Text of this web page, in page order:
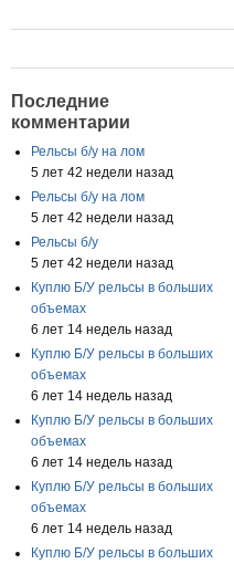
Последние
комментарии
Рельсы б/у на лом
5 лет 42 недели назад
Рельсы б/у на лом
5 лет 42 недели назад
Рельсы б/у
5 лет 42 недели назад
Куплю Б/У рельсы в больших
объемах
6 лет 14 недель назад
Куплю Б/У рельсы в больших
объемах
6 лет 14 недель назад
Куплю Б/У рельсы в больших
объемах
6 лет 14 недель назад
Куплю Б/У рельсы в больших
объемах
6 лет 14 недель назад
Куплю Б/У рельсы в больших